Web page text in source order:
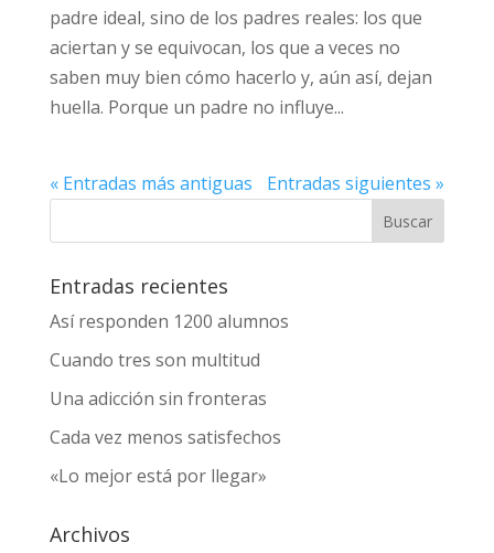
reales: los que aciertan y se equivocan, los
que a veces no saben muy bien cómo hacerlo
y, aún así, dejan huella. Porque un padre no
influye...
« Entradas más antiguas Entradas siguientes »
Entradas recientes
Así responden 1200 alumnos
Cuando tres son multitud
Una adicción sin fronteras
Cada vez menos satisfechos
«Lo mejor está por llegar»
Archivos